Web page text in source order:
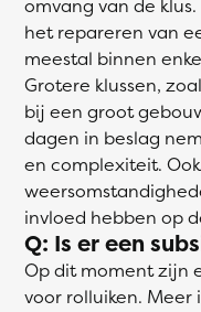
omvang van de
het repareren van
meestal binnen
Grotere klussen,
bij een groot
dagen in beslag
en complexiteit.
invloed hebben op
Q: Is er een
Op dit moment zijn
voor rolluiken.